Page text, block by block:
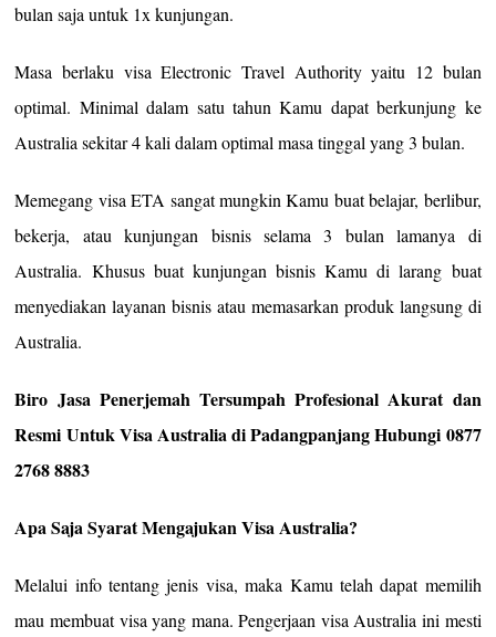
bulan saja untuk 1x kunjungan.
Masa berlaku visa Electronic Travel Authority yaitu 12 bulan
optimal. Minimal dalam satu tahun Kamu dapat berkunjung ke
Australia sekitar 4 kali dalam optimal masa tinggal yang 3 bulan.
Memegang visa ETA sangat mungkin Kamu buat belajar, berlibur,
bekerja, atau kunjungan bisnis selama 3 bulan lamanya di
Australia. Khusus buat kunjungan bisnis Kamu di larang buat
menyediakan layanan bisnis atau memasarkan produk langsung di
Australia.
Biro Jasa Penerjemah Tersumpah Profesional Akurat dan
Resmi Untuk Visa Australia di Padangpanjang Hubungi 0877
2768 8883
Apa Saja Syarat Mengajukan Visa Australia?
Melalui info tentang jenis visa, maka Kamu telah dapat memilih
mau membuat visa yang mana. Pengerjaan visa Australia ini mesti